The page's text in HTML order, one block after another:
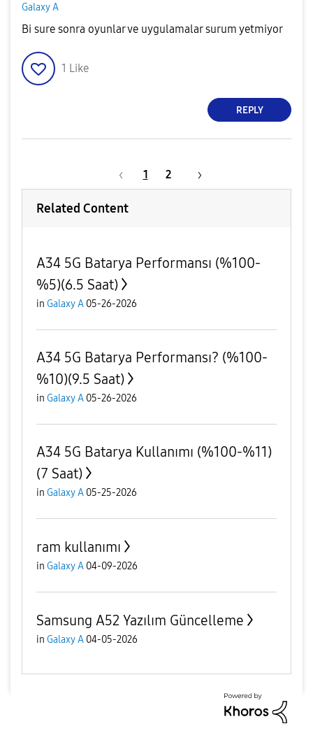
Galaxy A
Bi sure sonra oyunlar ve uygulamalar surum yetmiyor
1 Like
REPLY
1 2
Related Content
A34 5G Batarya Performansı (%100-
%5)(6.5 Saat)
in Galaxy A 05-26-2026
A34 5G Batarya Performansı? (%100-
%10)(9.5 Saat)
in Galaxy A 05-26-2026
A34 5G Batarya Kullanımı (%100-%11)
(7 Saat)
in Galaxy A 05-25-2026
ram kullanımı
in Galaxy A 04-09-2026
Samsung A52 Yazılım Güncelleme
in Galaxy A 04-05-2026